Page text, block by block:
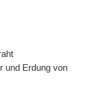
und Erdung von